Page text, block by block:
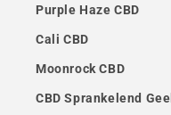
Purple Haze CBD
Cali CBD
Moonrock CBD
CBD Sprankelend Geel